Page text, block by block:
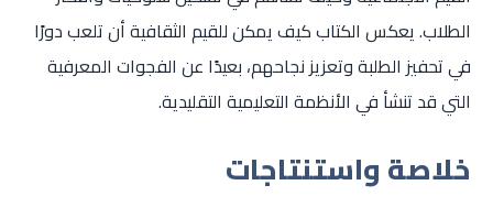
الطلاب. يعكس الكتاب كيف يمكن للقيم الثقافية أن تلعب دورًا
في تحفيز الطلبة وتعزيز نجاحهم، بعيدًا عن الفجوات المعرفية
التي قد تنشأ في الأنظمة التعليمية التقليدية.
خلاصة واستنتاجات